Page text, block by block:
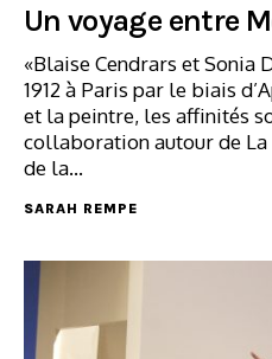
Un voyage entre
«Blaise Cendrars et Sonia
1912 à Paris par le biais
et la peintre, les affinités
collaboration autour de
de la…
SARAH REMPE